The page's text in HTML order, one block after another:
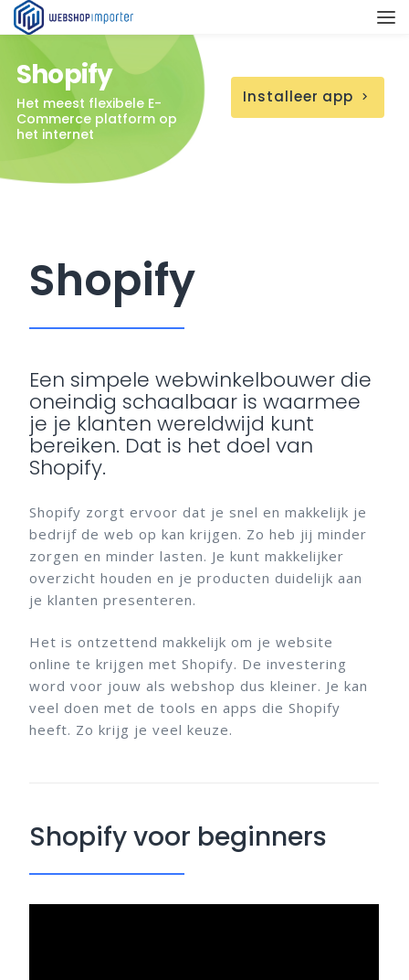
Shopify
Het meest flexibele E-
Commerce platform op
het internet
Installeer app chevron_right
Shopify
Een simpele webwinkelbouwer die
oneindig schaalbaar is waarmee
je je klanten wereldwijd kunt
bereiken. Dat is het doel van
Shopify.
Shopify zorgt ervoor dat je snel en makkelijk je
bedrijf de web op kan krijgen. Zo heb jij minder
zorgen en minder lasten. Je kunt makkelijker
overzicht houden en je producten duidelijk aan
je klanten presenteren.
Het is ontzettend makkelijk om je website
online te krijgen met Shopify. De investering
word voor jouw als webshop dus kleiner. Je kan
veel doen met de tools en apps die Shopify
heeft. Zo krijg je veel keuze.
Shopify voor beginners